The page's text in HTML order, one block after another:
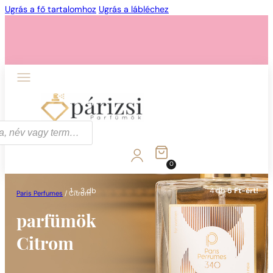
Ugrás a fő tartalomhoz Ugrás a lábléchez
1 - 3 db
1 - 3 db 4 db5 Ft-ért!
0
Paris Perfumes /Citrom
parfümök
Citrom